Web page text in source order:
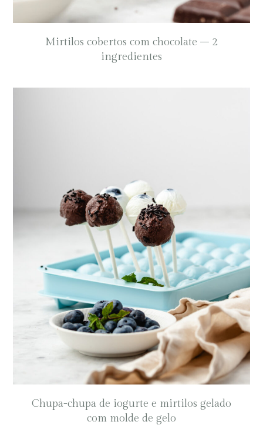
Mirtilos cobertos com chocolate – 2
ingredientes
Chupa-chupa de iogurte e mirtilos gelado
com molde de gelo